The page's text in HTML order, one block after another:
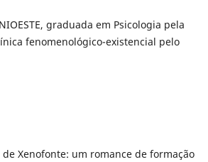
graduada em Psicologia pela
fenomenológico-existencial pelo
de Xenofonte: um romance de formação